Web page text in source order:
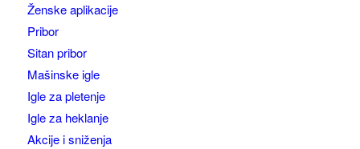
Ženske aplikacije
Pribor
Sitan pribor
Mašinske igle
Igle za pletenje
Igle za heklanje
Akcije i sniženja